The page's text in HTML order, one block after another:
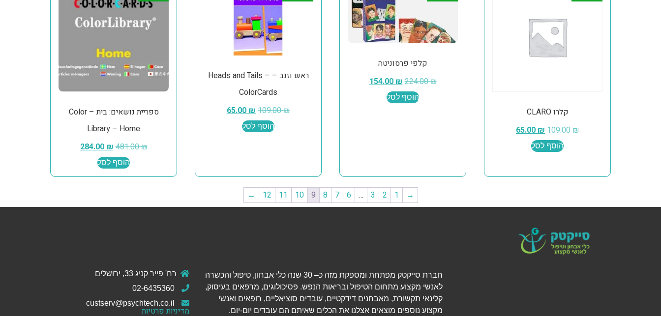
קלרו CLARO
109.00₪
65.00₪
הוסף לסל
קלפי פרסוניטה
224.00₪
154.00₪
הוסף לסל
ראש וזנב – Heads and Tails –
ColorCards
109.00₪
65.00 ₪
הוסף לסל
ספריית נושאים: בית – Color
Library – Home
481.00₪
284.00₪
הוסף לסל
→
1
2
3
…
6
7
8
9
10
11
12
←
רח' פייר קניג 33, ירושלים
מדיניות פרטיות
חברת סייקטק מפתחת ומספקת מזה כ– 30 שנה כלי אבחון, טיפול והכשרה
לאנשי מקצוע מתחום הטיפול ובריאות הנפש. פסיכולוגים, מרפאים בעיסוק,
קלינאי תקשורת, מאבחנים דידקטיים, עובדים סוציאליים, רופאים ואנשי
מקצוע נוספים מוצאים אצלנו את הכלים שאיתם הם עובדים יום-יום.